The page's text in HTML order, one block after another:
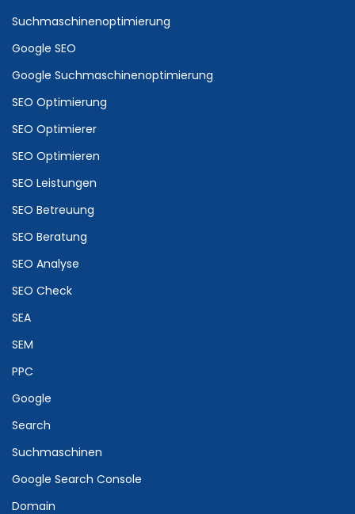
Suchmaschinenoptimierung
Google SEO
Google Suchmaschinenoptimierung
SEO Optimierung
SEO Optimierer
SEO Optimieren
SEO Leistungen
SEO Betreuung
SEO Beratung
SEO Analyse
SEO Check
SEA
SEM
PPC
Google
Search
Suchmaschinen
Google Search Console
Domain